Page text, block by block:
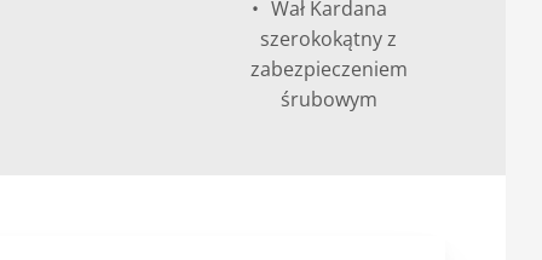
Wał Kardana
szerokokątny z
zabezpieczeniem
śrubowym